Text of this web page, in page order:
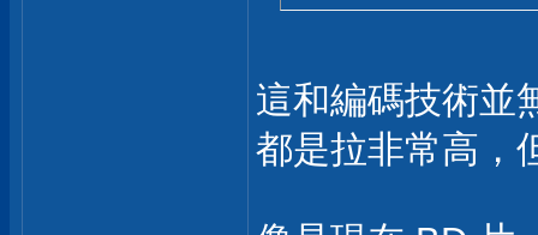
這和編碼技術並
都是拉非常高，